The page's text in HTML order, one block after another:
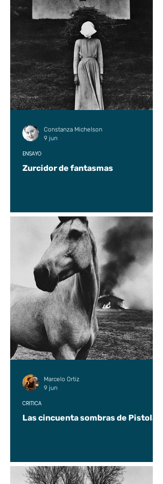
Zurcidor de fantasmas
ENSAYO
Constanza Michelson
9 jun
Las cincuenta sombras de Pistolas
CRÍTICA
Marcelo Ortiz
9 jun